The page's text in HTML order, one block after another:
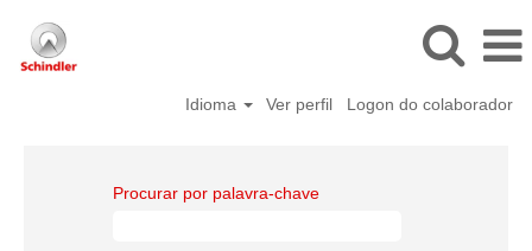
Idioma Ver perfil Logon do colaborador
Procurar por palavra-chave